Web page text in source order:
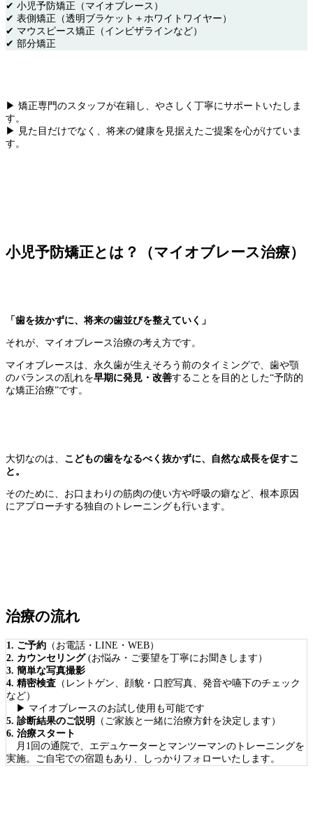
✔ 小児予防矯正（マイオブレース）
✔ 表側矯正（透明ブラケット＋ホワイトワイヤー）
✔ マウスピース矯正（インビザラインなど）
✔ 部分矯正
▶ 矯正専門のスタッフが在籍し、やさしく丁寧にサポートいたしま
す。
▶ 見た目だけでなく、将来の健康を見据えたご提案を心がけていま
す。
小児予防矯正とは？（マイオブレース治療）
「歯を抜かずに、将来の歯並びを整えていく」
それが、マイオブレース治療の考え方です。
マイオブレースは、永久歯が生えそろう前のタイミングで、歯や顎
のバランスの乱れを早期に発見・改善することを目的とした“予防的
な矯正治療”です。
大切なのは、 こどもの歯をなるべく抜かずに、自然な成長を促すこ
と。
そのために、お口まわりの筋肉の使い方や呼吸の癖など、根本原因
にアプローチする独自のトレーニングも行います。
治療の流れ
1. ご予約 （お電話・LINE・WEB）
2. カウンセリング (お悩み・ご要望を丁寧にお聞きします）
3. 簡単な写真撮影
4. 精密検査 （レントゲン、顔貌・口腔写真、発音や嚥下のチェック
など）
▶ マイオブレースのお試し使用も可能です
5. 診断結果のご説明
（ご家族と一緒に治療方針を決定します）
6. 治療スタート
月1回の通院で、エデュケーターとマンツーマンのトレーニングを
実施。ご自宅での宿題もあり、しっかりフォローいたします。